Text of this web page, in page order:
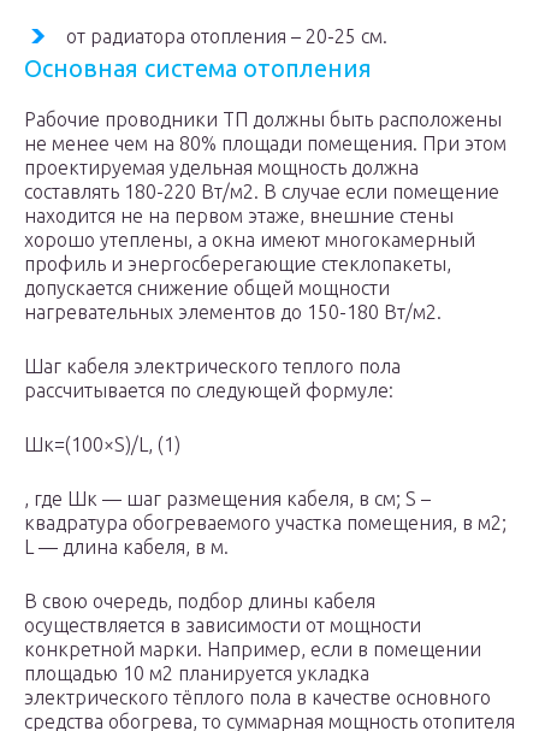
от радиатора отопления – 20-25 см.
Основная система отопления
Рабочие проводники ТП должны быть расположены
не менее чем на 80% площади помещения. При этом
проектируемая удельная мощность должна
составлять 180-220 Вт/м2. В случае если помещение
находится не на первом этаже, внешние стены
хорошо утеплены, а окна имеют многокамерный
профиль и энергосберегающие стеклопакеты,
допускается снижение общей мощности
нагревательных элементов до 150-180 Вт/м2.
Шаг кабеля электрического теплого пола
рассчитывается по следующей формуле:
Шк=(100×S)/L, (1)
, где Шк — шаг размещения кабеля, в см; S –
квадратура обогреваемого участка помещения, в м2;
L — длина кабеля, в м.
В свою очередь, подбор длины кабеля
осуществляется в зависимости от мощности
конкретной марки. Например, если в помещении
площадью 10 м2 планируется укладка
электрического тёплого пола в качестве основного
средства обогрева, то суммарная мощность отопителя